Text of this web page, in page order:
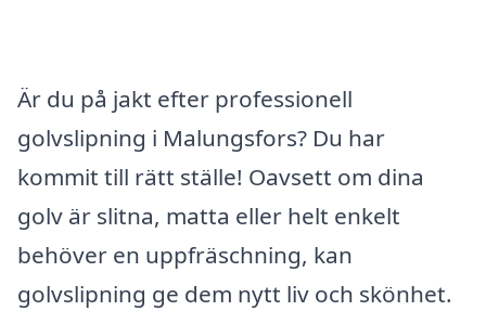
Är du på jakt efter professionell
golvslipning i Malungsfors? Du har
kommit till rätt ställe! Oavsett om dina
golv är slitna, matta eller helt enkelt
behöver en uppfräschning, kan
golvslipning ge dem nytt liv och skönhet.